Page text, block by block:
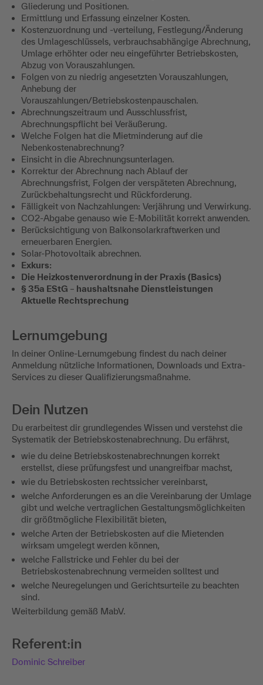
Gliederung und Positionen.
Ermittlung und Erfassung einzelner Kosten.
Kostenzuordnung und -verteilung, Festlegung/Änderung
des Umlageschlüssels, verbrauchsabhängige Abrechnung,
Umlage erhöhter oder neu eingeführter Betriebskosten,
Abzug von Vorauszahlungen.
Folgen von zu niedrig angesetzten Vorauszahlungen,
Anhebung der
Vorauszahlungen/Betriebskostenpauschalen.
Abrechnungszeitraum und Ausschlussfrist,
Abrechnungspflicht bei Veräußerung.
Welche Folgen hat die Mietminderung auf die
Nebenkostenabrechnung?
Einsicht in die Abrechnungsunterlagen.
Korrektur der Abrechnung nach Ablauf der
Abrechnungsfrist, Folgen der verspäteten Abrechnung,
Zurückbehaltungsrecht und Rückforderung.
Fälligkeit von Nachzahlungen: Verjährung und Verwirkung.
CO2-Abgabe genauso wie E-Mobilität korrekt anwenden.
Berücksichtigung von Balkonsolarkraftwerken und
erneuerbaren Energien.
Solar-Photovoltaik abrechnen.
Exkurs:
Die Heizkostenverordnung in der Praxis (Basics)
§ 35a EStG – haushaltsnahe Dienstleistungen
Aktuelle Rechtsprechung
Lernumgebung
In deiner Online-Lernumgebung findest du nach deiner
Anmeldung nützliche Informationen, Downloads und Extra-
Services zu dieser Qualifizierungsmaßnahme.
Dein Nutzen
Du erarbeitest dir grundlegendes Wissen und verstehst die
Systematik der Betriebskostenabrechnung. Du erfährst,
wie du deine Betriebskostenabrechnungen korrekt
erstellst, diese prüfungsfest und unangreifbar machst,
wie du Betriebskosten rechtssicher vereinbarst,
welche Anforderungen es an die Vereinbarung der Umlage
gibt und welche vertraglichen Gestaltungsmöglichkeiten
dir größtmögliche Flexibilität bieten,
welche Arten der Betriebskosten auf die Mietenden
wirksam umgelegt werden können,
welche Fallstricke und Fehler du bei der
Betriebskostenabrechnung vermeiden solltest und
welche Neuregelungen und Gerichtsurteile zu beachten
sind.
Weiterbildung gemäß MabV.
Referent:in
Dominic Schreiber